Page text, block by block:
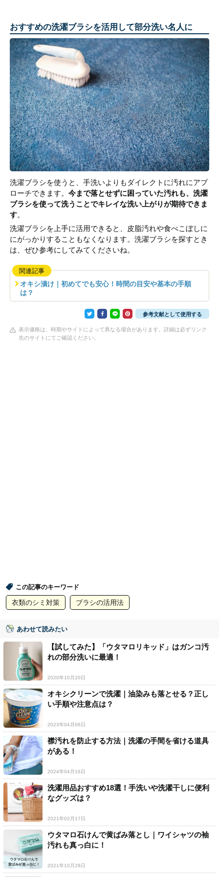
おすすめの洗濯ブラシを活用して部分洗い名人に
洗濯ブラシを使うと、手洗いよりもダイレクトに汚れにアプ
ローチできます。 今まで落とせずに困っていた汚れも、洗濯
ブラシを使って洗うことでキレイな洗い上がりが期待できま
す。
洗濯ブラシを上手に活用できると、皮脂汚れや食べこぼしに
にがっかりすることもなくなります。洗濯ブラシを探すとき
は、ぜひ参考にしてみてくださいね。
関連記事
オキシ漬け｜初めてでも安心！時間の目安や基本の手順
は？
参考文献として使用する
表示価格は、時期やサイトによって異なる場合があります。詳細は必ずリンク
先のサイトにてご確認ください。
この記事のキーワード
衣類のシミ対策 ブラシの活用法
あわせて読みたい
【試してみた】「ウタマロリキッド」はガンコ汚
れの部分洗いに最適！
2020年10月20日
オキシクリーンで洗濯｜油染みも落とせる？正し
い手順や注意点は？
2023年04月06日
襟汚れを防止する方法｜洗濯の手間を省ける道具
がある！
2024年04月16日
洗濯用品おすすめ18選！手洗いや洗濯干しに便利
なグッズは？
2021年02月17日
ウタマロ石けんで黄ばみ落とし｜ワイシャツの袖
汚れも真っ白に！
2021年10月28日